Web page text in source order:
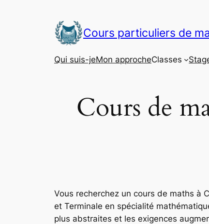
Cours particuliers de
Qui suis-jeMon approcheClasses
Cours de
Vous recherchez un cours de maths à
et Terminale en spécialité
plus abstraites et les exigences